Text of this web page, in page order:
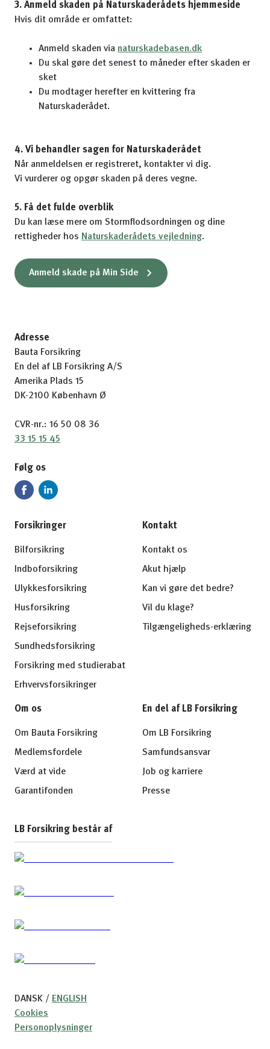
3. Anmeld skaden på Naturskaderådets hjemmeside
Hvis dit område er omfattet:
Anmeld skaden via naturskadebasen.dk
Du skal gøre det senest to måneder efter skaden er
sket
Du modtager herefter en kvittering fra
Naturskaderådet.
4. Vi behandler sagen for Naturskaderådet
Når anmeldelsen er registreret, kontakter vi dig.
Vi vurderer og opgør skaden på deres vegne.
5. Få det fulde overblik
Du kan læse mere om Stormflodsordningen og dine
rettigheder hos Naturskaderådets vejledning.
Anmeld skade på Min Side
Adresse
Bauta Forsikring
En del af LB Forsikring A/S
Amerika Plads 15
DK-2100 København Ø
CVR-nr.: 16 50 08 36
33 15 15 45
Følg os
Forsikringer
Bilforsikring
Indboforsikring
Ulykkesforsikring
Husforsikring
Rejseforsikring
Sundhedsforsikring
Forsikring med studierabat
Erhvervsforsikringer
Kontakt
Kontakt os
Akut hjælp
Kan vi gøre det bedre?
Vil du klage?
Tilgængeligheds-erklæring
Om os
Om Bauta Forsikring
Medlemsfordele
Værd at vide
Garantifonden
En del af LB Forsikring
Om LB Forsikring
Samfundsansvar
Job og karriere
Presse
LB Forsikring består af
DANSK / ENGLISH
Cookies
Personoplysninger